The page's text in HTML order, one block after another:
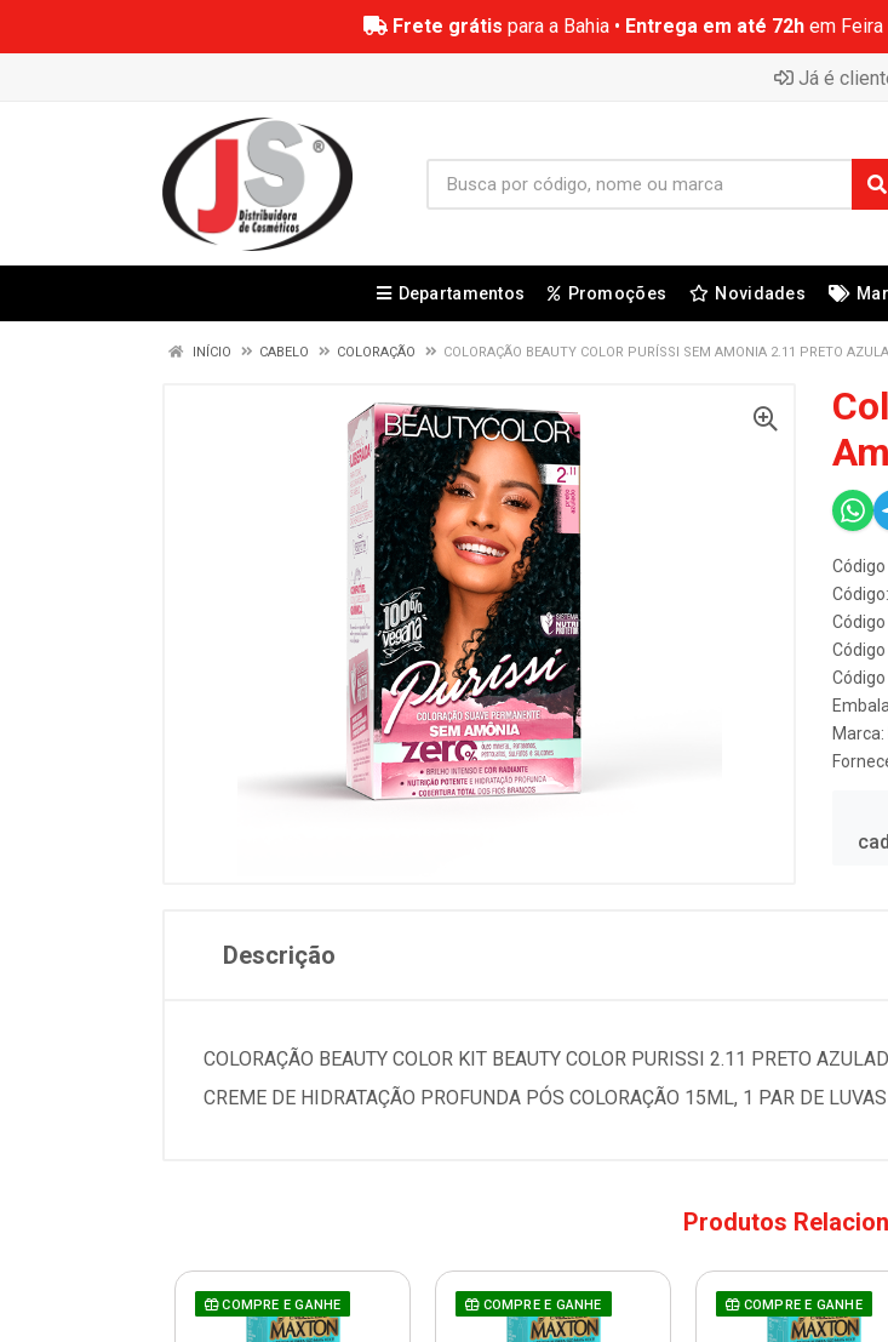
Frete grátis para a Bahia • Entrega em até 72hem Feira
Já é
Departamentos Promoções Novidades
INÍCIO CABELO COLORAÇÃO COLORAÇÃO BEAUTY COLOR PURÍSSI SEM AMONIA 2.11 PRETO
Marca:
Descrição
COLORAÇÃO BEAUTY COLOR KIT BEAUTY COLOR PURISSI 2.11 PRETO
CREME DE HIDRATAÇÃO PROFUNDA PÓS COLORAÇÃO 15ML, 1 PAR DE
Produtos
COMPRE E GANHE COMPRE E GANHE COMPRE E GANHE